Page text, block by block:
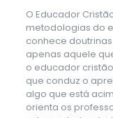
O Educador
metodologias do
conhece
apenas aquele
o educador
que conduz o
algo que está
orienta os